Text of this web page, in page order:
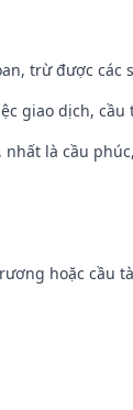
trừ được
giao dịch,
nhất là cầu
hoặc cầu